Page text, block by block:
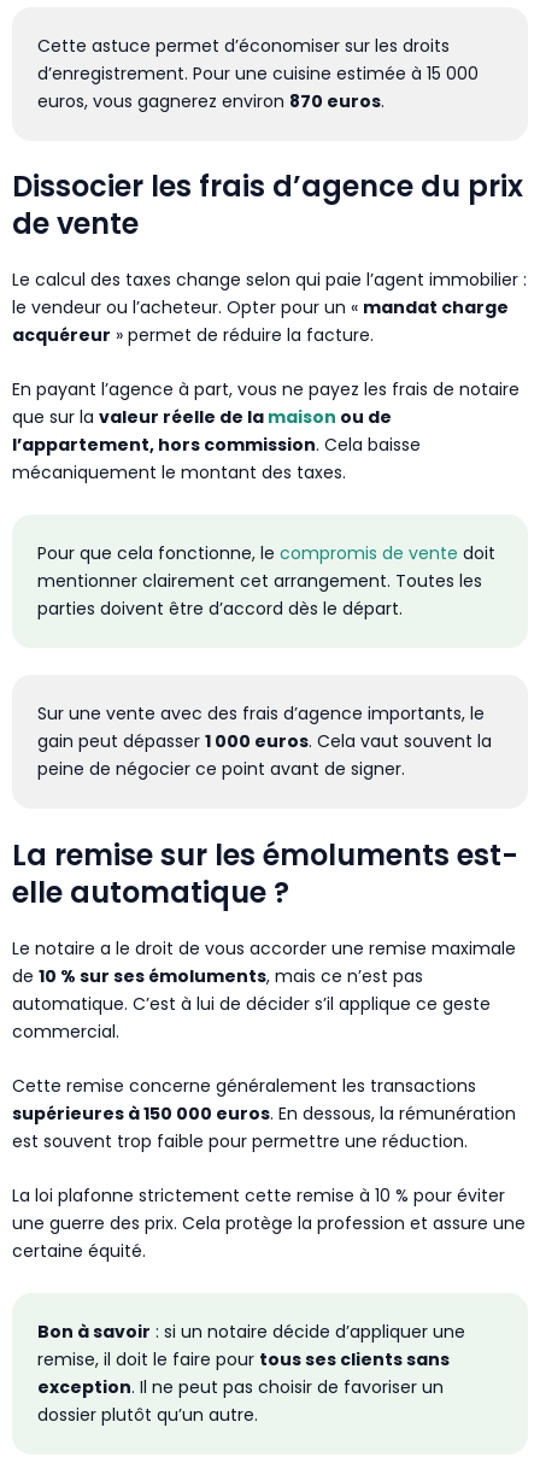
Cette astuce permet d’économiser sur les droits
d’enregistrement. Pour une cuisine estimée à 15 000
euros, vous gagnerez environ 870 euros.
Dissocier les frais d’agence du prix
de vente
Le calcul des taxes change selon qui paie l’agent immobilier :
le vendeur ou l’acheteur. Opter pour un « mandat charge
acquéreur » permet de réduire la facture.
En payant l’agence à part, vous ne payez les frais de notaire
que sur la valeur réelle de la maison ou de
l’appartement, hors commission. Cela baisse
mécaniquement le montant des taxes.
Pour que cela fonctionne, le compromis de vente doit
mentionner clairement cet arrangement. Toutes les
parties doivent être d’accord dès le départ.
Sur une vente avec des frais d’agence importants, le
gain peut dépasser 1 000 euros. Cela vaut souvent la
peine de négocier ce point avant de signer.
La remise sur les émoluments est-
elle automatique ?
Le notaire a le droit de vous accorder une remise maximale
de 10 % sur ses émoluments, mais ce n’est pas
automatique. C’est à lui de décider s’il applique ce geste
commercial.
Cette remise concerne généralement les transactions
supérieures à 150 000 euros. En dessous, la rémunération
est souvent trop faible pour permettre une réduction.
La loi plafonne strictement cette remise à 10 % pour éviter
une guerre des prix. Cela protège la profession et assure une
certaine équité.
Bon à savoir : si un notaire décide d’appliquer une
remise, il doit le faire pour tous ses clients sans
exception. Il ne peut pas choisir de favoriser un
dossier plutôt qu’un autre.